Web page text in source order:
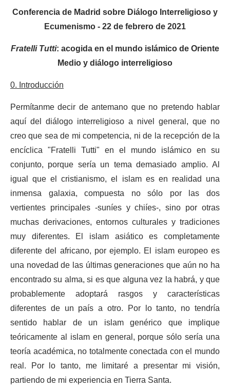
Conferencia de Madrid sobre Diálogo Interreligioso y
Ecumenismo - 22 de febrero de 2021
Fratelli Tutti: acogida en el mundo islámico de Oriente
Medio y diálogo interreligioso
0. Introducción
Permítanme decir de antemano que no pretendo hablar
aquí del diálogo interreligioso a nivel general, que no
creo que sea de mi competencia, ni de la recepción de la
encíclica "Fratelli Tutti" en el mundo islámico en su
conjunto, porque sería un tema demasiado amplio. Al
igual que el cristianismo, el islam es en realidad una
inmensa galaxia, compuesta no sólo por las dos
vertientes principales -suníes y chiíes-, sino por otras
muchas derivaciones, entornos culturales y tradiciones
muy diferentes. El islam asiático es completamente
diferente del africano, por ejemplo. El islam europeo es
una novedad de las últimas generaciones que aún no ha
encontrado su alma, si es que alguna vez la habrá, y que
probablemente adoptará rasgos y características
diferentes de un país a otro. Por lo tanto, no tendría
sentido hablar de un islam genérico que implique
teóricamente al islam en general, porque sólo sería una
teoría académica, no totalmente conectada con el mundo
real. Por lo tanto, me limitaré a presentar mi visión,
partiendo de mi experiencia en Tierra Santa.